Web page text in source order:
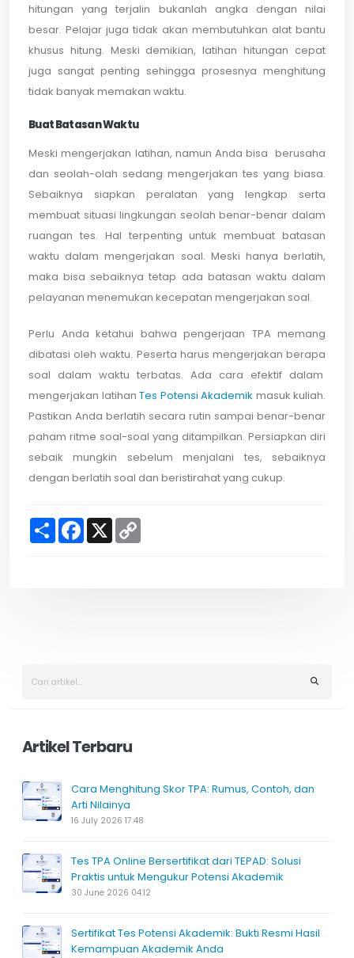
hitungan yang terjalin bukanlah angka dengan nilai
besar. Pelajar juga tidak akan membutuhkan alat bantu
khusus hitung. Meski demikian, latihan hitungan cepat
juga sangat penting sehingga prosesnya menghitung
tidak banyak memakan waktu.
Buat Batasan Waktu
Meski mengerjakan latihan, namun Anda bisa berusaha
dan seolah-olah sedang mengerjakan tes yang biasa.
Sebaiknya siapkan peralatan yang lengkap serta
membuat situasi lingkungan seolah benar-benar dalam
ruangan tes. Hal terpenting untuk membuat batasan
waktu dalam mengerjakan soal. Meski hanya berlatih,
maka bisa sebaiknya tetap ada batasan waktu dalam
pelayanan menemukan kecepatan mengerjakan soal.
Perlu Anda ketahui bahwa pengerjaan TPA memang
dibatasi oleh waktu. Peserta harus mengerjakan berapa
soal dalam waktu terbatas. Ada cara efektif dalam
mengerjakan latihan Tes Potensi Akademik masuk kuliah.
Pastikan Anda berlatih secara rutin sampai benar-benar
paham ritme soal-soal yang ditampilkan. Persiapkan diri
sebaik mungkin sebelum menjalani tes, sebaiknya
dengan berlatih soal dan beristirahat yang cukup.
S
F
X
Artikel Terbaru
Cara Menghitung Skor TPA: Rumus, Contoh, dan
Arti Nilainya
16 July 2026 17:48
Tes TPA Online Bersertifikat dari TEPAD: Solusi
Praktis untuk Mengukur Potensi Akademik
30 June 2026 04:12
Sertifikat Tes Potensi Akademik: Bukti Resmi Hasil
Kemampuan Akademik Anda